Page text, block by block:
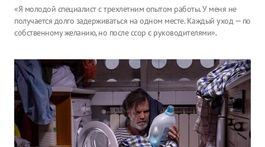
«Я молодой специалист с трехлетним опытом работы. У меня не
получается долго задерживаться на одном месте. Каждый уход — по
собственному желанию, но после ссор с руководителями».